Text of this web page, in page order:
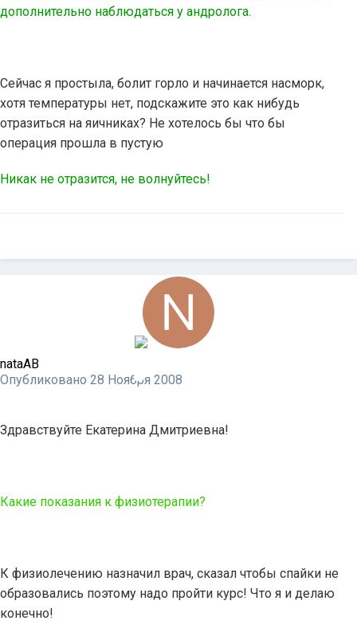
дополнительно наблюдаться у андролога.
Сейчас я простыла, болит горло и начинается насморк,
хотя температуры нет, подскажите это как нибудь
отразиться на яичниках? Не хотелось бы что бы
операция прошла в пустую
Никак не отразится, не волнуйтесь!
nataAB
Опубликовано 28 Ноября 2008
Здравствуйте Екатерина Дмитриевна!
Какие показания к физиотерапии?
К физиолечению назначил врач, сказал чтобы спайки не
образовались поэтому надо пройти курс! Что я и делаю
конечно!